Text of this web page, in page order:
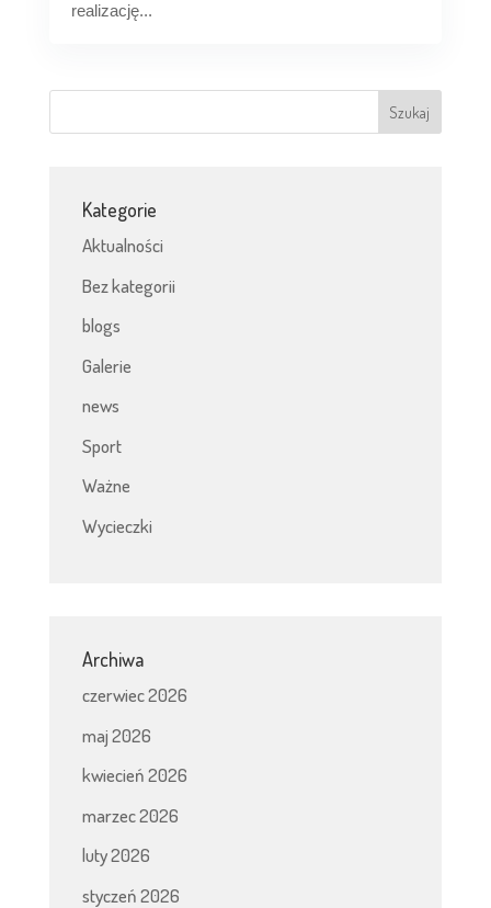
realizację...
Kategorie
Aktualności
Bez kategorii
blogs
Galerie
news
Sport
Ważne
Wycieczki
Archiwa
czerwiec 2026
maj 2026
kwiecień 2026
marzec 2026
luty 2026
styczeń 2026